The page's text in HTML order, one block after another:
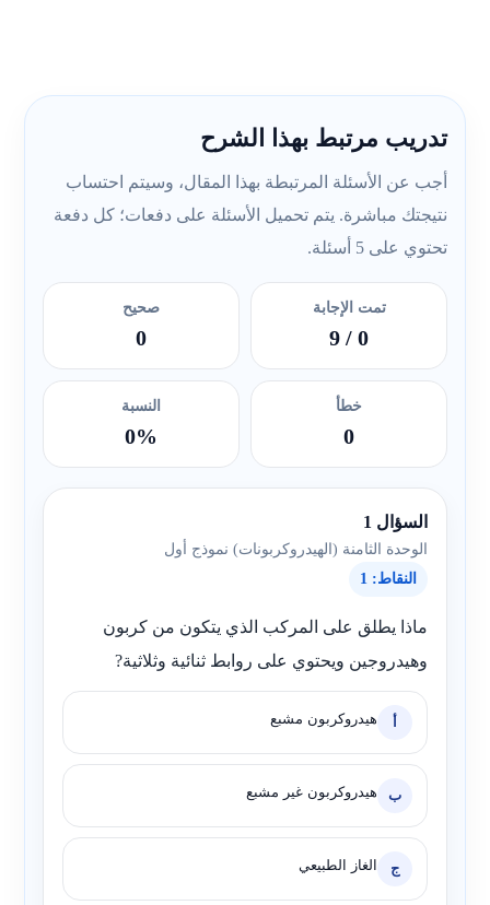
تدريب مرتبط بهذا الشرح
أجب عن الأسئلة المرتبطة بهذا المقال، وسيتم احتساب
نتيجتك مباشرة. يتم تحميل الأسئلة على دفعات؛ كل دفعة
تحتوي على 5 أسئلة.
تمت الإجابة
0
/ 9
صحيح
0
خطأ
0
النسبة
0%
السؤال 1
الوحدة الثامنة (الهيدروكربونات) نموذج أول
النقاط: 1
ماذا يطلق على المركب الذي يتكون من كربون
وهيدروجين ويحتوي على روابط ثنائية وثلاثية?
هيدروكربون مشبع
ب هيدروكربون غير مشبع
ج الغاز الطبيعي